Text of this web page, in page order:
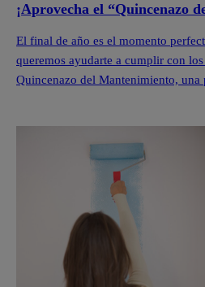
¡Aprovecha el “Quincenazo
El final de año es el momento
queremos ayudarte a cumplir con
Quincenazo del Mantenimiento, una